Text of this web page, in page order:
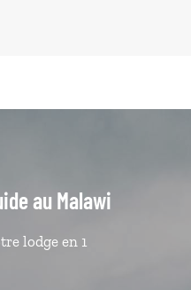
au Malawi
lodge en 1